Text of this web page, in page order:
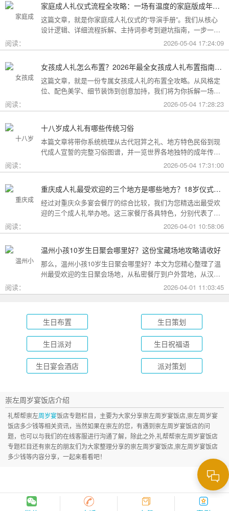
家庭成人礼仪式流程全攻略：一场有温度的家庭版成年加冕仪式
这篇文章，就是你家庭成人礼仪式的“导演手册”。我们从核心
设计逻辑、详细流程拆解、主持词参考到避坑指南，一步一步
帮你在家里，为18岁的孩子完成一场笑泪交织、铭记终生的成
年加冕。
阅读： 2026-05-04 17:24:09
女孩成人礼怎么布置？2026年最全女孩成人礼布置指南：从梦幻公主风到酷飒个性范，打造专属她的成年盛典
这篇文章，就是一份专属女孩成人礼的布置全攻略。从风格定
位、配色美学、细节装饰到创意加持，我们将为你拆解一场值
得她铭记一生的成人礼，究竟该如何打造。
阅读： 2026-05-04 17:28:23
十八岁成人礼有哪些传统习俗
本篇文章将带你系统梳理从古代冠笄之礼、地方特色民俗到现
代成人宣誓的完整习俗图谱，并一览世界各地独特的成年传
阅读： 2026-05-04 17:31:00
重庆成人礼最受欢迎的三个地方是哪些地方？18岁仪式感首选这三家
经过对重庆众多宴会餐厅的综合比较，我们为您精选出最受欢
迎的三个成人礼举办地。这三家餐厅各具特色，分别代表了文
化格调、传统品质与新奇体验三个不同方向，能够满足不同家
庭的需求。
阅读： 2026-04-01 10:58:06
温州小孩10岁生日聚会哪里好？这份宝藏场地攻略请收好
那么，温州小孩10岁生日聚会哪里好？本文为您精心整理了温
州最受欢迎的生日聚会场地，从私密餐厅到户外营地，从汉服
成长礼到绿茵场派对，总有一款适合您的孩子！
阅读： 2026-04-01 11:03:45
生日布置 生日策划
生日派对 生日祝福语
生日宴会酒店 派对策划
崇左周岁宴饭店介绍
礼帮帮崇左周岁宴饭店专题栏目，主要为大家分享崇左周岁宴饭店,崇左周岁宴
饭店多少钱等相关资讯，当然如果在崇左的您，有遇到崇左周岁宴饭店的问
题，也可以与我们的在线客服进行沟通了解，除此之外,礼帮帮崇左周岁宴饭店
专题栏目还有崇左的朋友们为大家整理分享的崇左周岁宴饭店,崇左周岁宴饭店
多少钱等内容分享，一起来看看吧！